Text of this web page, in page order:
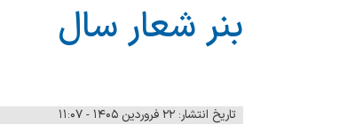
بنر شعار سال
تاریخ انتشار: ۲۲ فروردین ۱۴۰۵ - ۱۱:۰۷